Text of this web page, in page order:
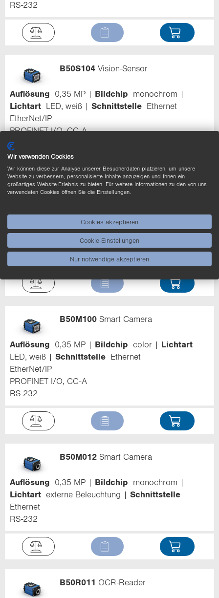
RS-232
B50S104 Vision-Sensor
Auflösung 0,35 MP Bildchip
monochrom
Lichtart
LED, weiß Schnittstelle
Ethernet
EtherNet/IP
PROFINET I/O, CC-A
RS-232
Auflösung 0,35 MP Bildchip monochrom
LED, weiß Schnittstelle
B50M100 Smart Camera
Auflösung 0,35 MP Bildchip color
Lichtart
LED, weiß
Schnittstelle
Ethernet
EtherNet/IP
PROFINET I/O, CC-A
RS-232
B50M012 Smart Camera
Auflösung 0,35 MP Bildchip
monochrom
Lichtart externe Beleuchtung
Schnittstelle
Ethernet
RS-232
B50R011 OCR-Reader
Wir verwenden Cookies
Wir können diese zur Analyse unserer Besucherdaten platzieren, um unsere
Website zu verbessern, personalisierte Inhalte anzuzeigen und Ihnen ein
großartiges Website-Erlebnis zu bieten. Für weitere Informationen zu den von uns
verwendeten Cookies öffnen Sie die Einstellungen.
Cookies akzeptieren
Cookie-Einstellungen
Nur notwendige akzeptieren